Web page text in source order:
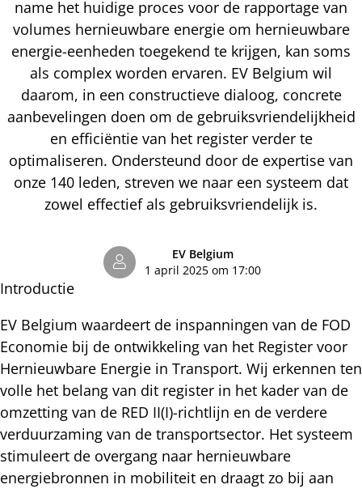
name het huidige proces voor de rapportage van
volumes hernieuwbare energie om hernieuwbare
energie-eenheden toegekend te krijgen, kan soms
als complex worden ervaren. EV Belgium wil
daarom, in een constructieve dialoog, concrete
aanbevelingen doen om de gebruiksvriendelijkheid
en efficiëntie van het register verder te
optimaliseren. Ondersteund door de expertise van
onze 140 leden, streven we naar een systeem dat
zowel effectief als gebruiksvriendelijk is.
EV Belgium
1 april 2025 om 17:00
Introductie
EV Belgium waardeert de inspanningen van de FOD
Economie bij de ontwikkeling van het Register voor
Hernieuwbare Energie in Transport. Wij erkennen ten
volle het belang van dit register in het kader van de
omzetting van de RED II(I)-richtlijn en de verdere
verduurzaming van de transportsector. Het systeem
stimuleert de overgang naar hernieuwbare
energiebronnen in mobiliteit en draagt zo bij aan